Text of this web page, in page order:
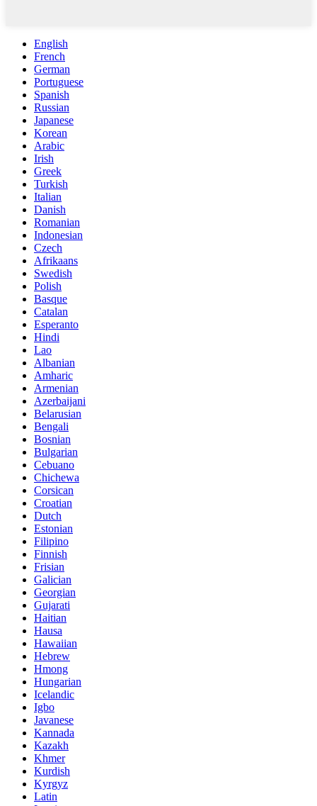
English
French
German
Portuguese
Spanish
Russian
Japanese
Korean
Arabic
Irish
Greek
Turkish
Italian
Danish
Romanian
Indonesian
Czech
Afrikaans
Swedish
Polish
Basque
Catalan
Esperanto
Hindi
Lao
Albanian
Amharic
Armenian
Azerbaijani
Belarusian
Bengali
Bosnian
Bulgarian
Cebuano
Chichewa
Corsican
Croatian
Dutch
Estonian
Filipino
Finnish
Frisian
Galician
Georgian
Gujarati
Haitian
Hausa
Hawaiian
Hebrew
Hmong
Hungarian
Icelandic
Igbo
Javanese
Kannada
Kazakh
Khmer
Kurdish
Kyrgyz
Latin